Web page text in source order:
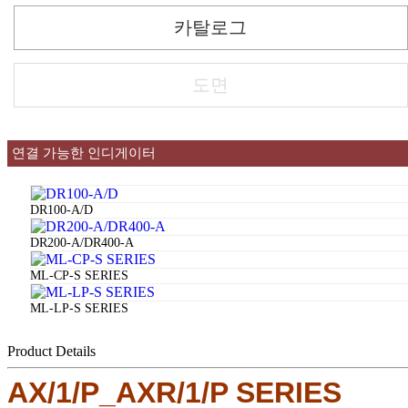
카탈로그
도면
연결 가능한 인디게이터
DR100-A/D
DR200-A/DR400-A
ML-CP-S SERIES
ML-LP-S SERIES
Product Details
AX/1/P_AXR/1/P SERIES